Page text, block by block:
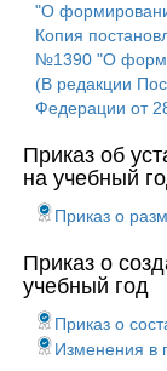
"О
Копия
№1390 "О
(В редакции
Федерации от
Приказ об
на учебный
Приказ о
Приказ о
учебный год
Приказ о
Изменения в